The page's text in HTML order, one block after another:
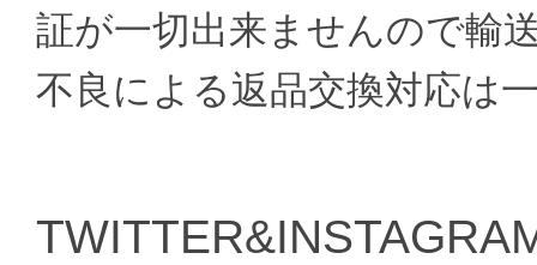
証が一切出来ませんので輸
不良による返品交換対応は